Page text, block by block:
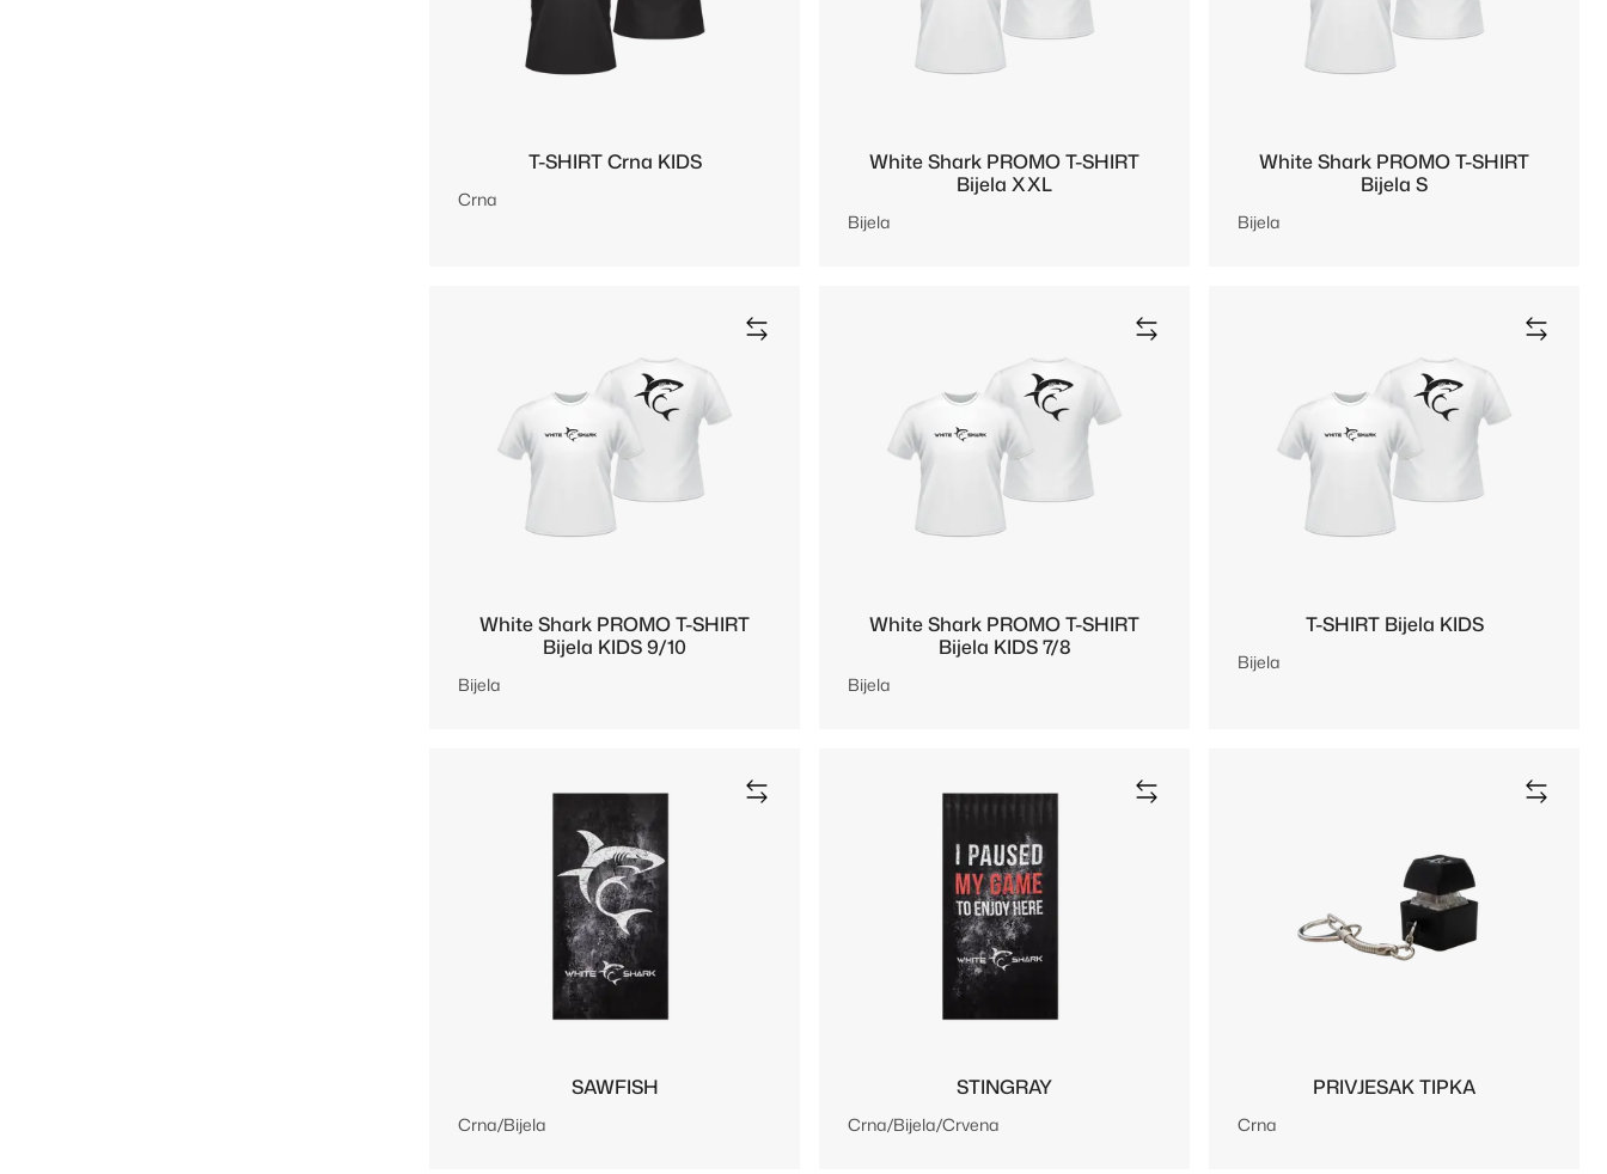
T-SHIRT Crna KIDS
Crna
White Shark PROMO T-SHIRT
Bijela XXL
Bijela
White Shark PROMO T-SHIRT
Bijela S
Bijela
White Shark PROMO T-SHIRT
Bijela KIDS 9/10
Bijela
White Shark PROMO T-SHIRT
Bijela KIDS 7/8
Bijela
T-SHIRT Bijela KIDS
Bijela
SAWFISH
Crna/Bijela
STINGRAY
Crna/Bijela/Crvena
PRIVJESAK TIPKA
Crna